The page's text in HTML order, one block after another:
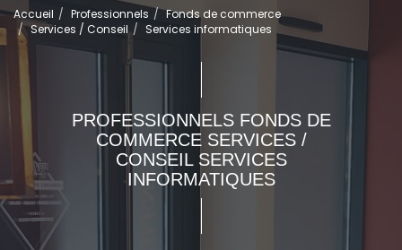
Accueil Professionnels
Fonds de commerce
Services / Conseil
Services informatiques
PROFESSIONNELS FONDS DE
COMMERCE SERVICES /
CONSEIL SERVICES
INFORMATIQUES